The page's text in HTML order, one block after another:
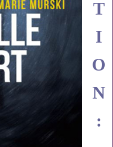
T
I
O
N
: